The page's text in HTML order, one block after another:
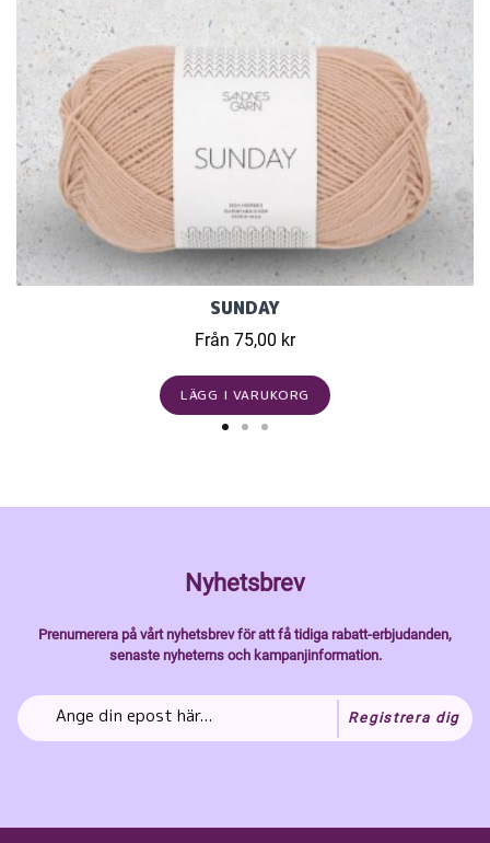
SUNDAY
Från 75,00 kr
LÄGG I VARUKORG
Nyhetsbrev
Prenumerera på vårt nyhetsbrev för att få tidiga rabatt-erbjudanden,
senaste nyheterns och kampanjinformation.
Registrera dig